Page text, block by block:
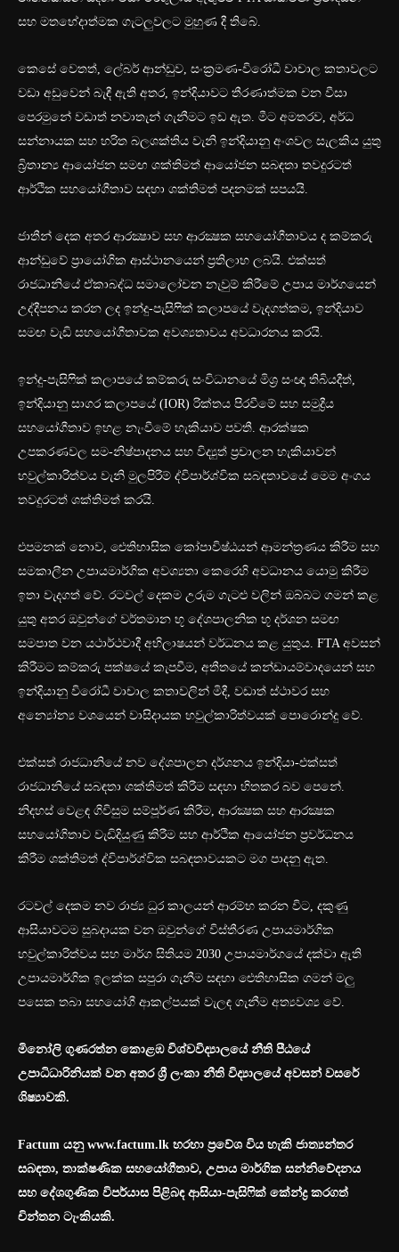
සහ මතභේදාත්මක ගැටලුවලට මුහුණ දී තිබේ.
කෙසේ වෙතත්, ලේබර් ආන්ඩුව, සංක්‍රමණ-විරෝධී වාචාල කතාවලට
වඩා අඩුවෙන් බැඳී ඇති අතර, ඉන්දියාවට තීරණාත්මක වන වීසා
පෙරමුනේ වඩාත් නවාතැන් ගැනීමට ඉඩ ඇත. මීට අමතරව, අර්ධ
සන්නායක සහ හරිත බලශක්තිය වැනි ඉන්දියානු අංශවල සැලකිය යුතු
බ්‍රිතාන්‍ය ආයෝජන සමඟ ශක්තිමත් ආයෝජන සබඳතා තවදුරටත්
ආර්ථික සහයෝගීතාව සඳහා ශක්තිමත් පදනමක් සපයයි.
ජාතීන් දෙක අතර ආරක්‍ෂාව සහ ආරක්‍ෂක සහයෝගීතාවය ද කම්කරු
ආන්ඩුවේ ප්‍රායෝගික ආස්ථානයෙන් ප්‍රතිලාභ ලබයි. එක්සත්
රාජධානියේ ඒකාබද්ධ සමාලෝචන නැවුම් කිරීමේ උපාය මාර්ගයෙන්
උද්දීපනය කරන ලද ඉන්දු-පැසිෆික් කලාපයේ වැදගත්කම, ඉන්දියාව
සමඟ වැඩි සහයෝගීතාවක අවශ්‍යතාවය අවධාරනය කරයි.
ඉන්දු-පැසිෆික් කලාපයේ කම්කරු සංවිධානයේ මිශ්‍ර සංඥා තිබියදීත්,
ඉන්දියානු සාගර කලාපයේ (IOR) රික්තය පිරවීමේ සහ සමුද්‍රීය
සහයෝගීතාව ඉහළ නැංවීමේ හැකියාව පවතී. ආරක්ෂක
උපකරණවල සම-නිෂ්පාදනය සහ විද්‍යුත් ප්‍රචාලන හැකියාවන්
හවුල්කාරිත්වය වැනි මුලපිරීම් ද්විපාර්ශ්වික සබඳතාවයේ මෙම අංගය
තවදුරටත් ශක්තිමත් කරයි.
එපමනක් නොව, ඓතිහාසික කෝපාවිෂ්ඨයන් ආමන්ත්‍රණය කිරීම සහ
සමකාලීන උපායමාර්ගික අවශ්‍යතා කෙරෙහි අවධානය යොමු කිරීම
ඉතා වැදගත් වේ. රටවල් දෙකම උරුම ගැටළු වලින් ඔබ්බට ගමන් කළ
යුතු අතර ඔවුන්ගේ වර්තමාන භූ දේශපාලනික භූ දර්ශන සමඟ
සමපාත වන යථාර්ථවාදී අභිලාෂයන් වර්ධනය කළ යුතුය. FTA අවසන්
කිරීමට කම්කරු පක්ෂයේ කැපවීම, අතීතයේ කන්ඩායම්වාදයෙන් සහ
ඉන්දියානු විරෝධී වාචාල කතාවලින් මිදී, වඩාත් ස්ථාවර සහ
අන්‍යෝන්‍ය වශයෙන් වාසිදායක හවුල්කාරිත්වයක් පොරොන්දු වේ.
එක්සත් රාජධානියේ නව දේශපාලන දර්ශනය ඉන්දියා-එක්සත්
රාජධානියේ සබඳතා ශක්තිමත් කිරීම සඳහා හිතකර බව පෙනේ.
නිදහස් වෙළඳ ගිවිසුම සම්පූර්ණ කිරීම, ආරක්‍ෂක සහ ආරක්‍ෂක
සහයෝගිතාව වැඩිදියුණු කිරීම සහ ආර්ථික ආයෝජන ප්‍රවර්ධනය
කිරීම ශක්තිමත් ද්විපාර්ශ්වික සබඳතාවයකට මග පාදනු ඇත.
රටවල් දෙකම නව රාජ්‍ය ධුර කාලයන් ආරම්භ කරන විට, දකුණු
ආසියාවටම සුබදායක වන ඔවුන්ගේ විස්තීරණ උපායමාර්ගික
හවුල්කාරිත්වය සහ මාර්ග සිතියම 2030 උපායමාර්ගයේ දක්වා ඇති
උපායමාර්ගික ඉලක්ක සපුරා ගැනීම සඳහා ඓතිහාසික ගමන් මලු
පසෙක තබා සහයෝගී ආකල්පයක් වැලඳ ගැනීම අත්‍යවශ්‍ය වේ.
මිනෝලි ගුණරත්න කොළඹ විශ්වවිද්‍යාලයේ නීති පීඨයේ
උපාධිධාරිනියක් වන අතර ශ්‍රී ලංකා නීති විද්‍යාලයේ අවසන් වසරේ
ශිෂ්‍යාවකි.
Factum යනු www.factum.lk හරහා ප්‍රවේශ විය හැකි ජාත්‍යන්තර
සබඳතා, තාක්ෂණික සහයෝගීතාව, උපාය මාර්ගික සන්නිවේදනය
සහ දේශගුණික විපර්යාස පිළිබඳ ආසියා-පැසිෆික් කේන්ද්‍ර කරගත්
චින්තන ටැංකියකි.